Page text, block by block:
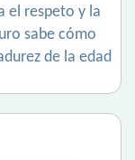
el respeto y la
sabe cómo
de la edad